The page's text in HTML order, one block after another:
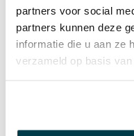
partners voor social
partners kunnen deze
informatie die u aan ze
verzameld op basis